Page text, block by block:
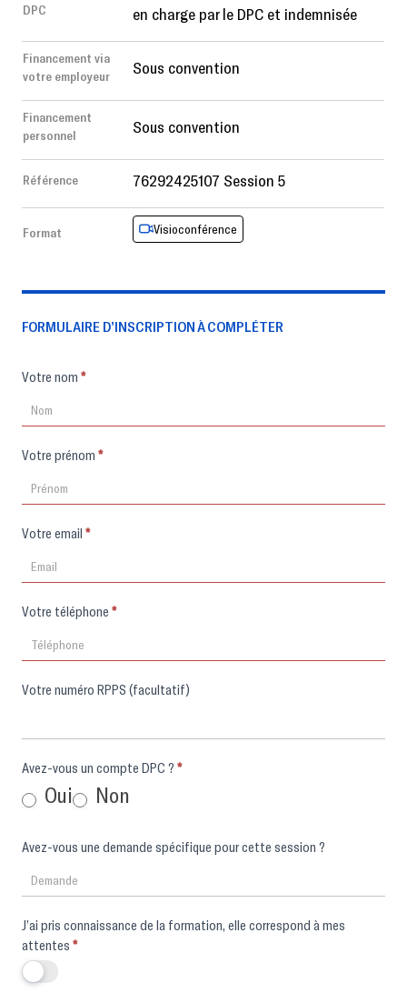
DPC
en charge par le DPC et indemnisée
Financement via
votre employeur
Sous convention
Financement
personnel
Sous convention
Référence 76292425107 Session 5
Format Visioconférence
FORMULAIRE D’INSCRIPTION À COMPLÉTER
Formulaire
Votre nom *
Votre prénom *
Votre email *
Votre téléphone *
Votre numéro RPPS (facultatif)
Avez-vous un compte DPC ? *
Oui Non
Avez-vous une demande spécifique pour cette session ?
J’ai pris connaissance de la formation, elle correspond à mes
attentes *